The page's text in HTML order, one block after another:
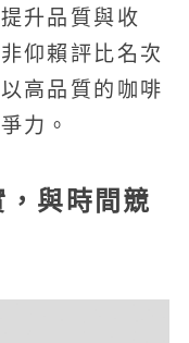
升品質與收
仰賴評比名次
高品質的咖啡
力。
與時間競